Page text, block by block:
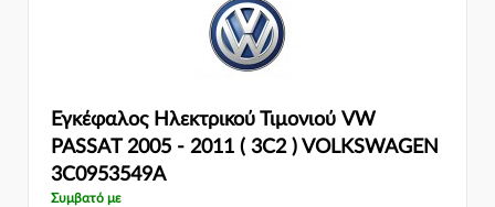
Εγκέφαλος Ηλεκτρικού Τιμονιού VW
PASSAT 2005 - 2011 ( 3C2 ) VOLKSWAGEN
3C0953549A
Συμβατό με